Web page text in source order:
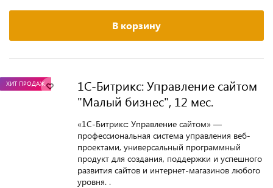
В корзину
ХИТ ПРОДАЖ
1С-Битрикс: Управление сайтом
"Малый бизнес", 12 мес.
«1С-Битрикс: Управление сайтом» —
профессиональная система управления веб-
проектами, универсальный программный
продукт для создания, поддержки и успешного
развития сайтов и интернет-магазинов любого
уровня. .